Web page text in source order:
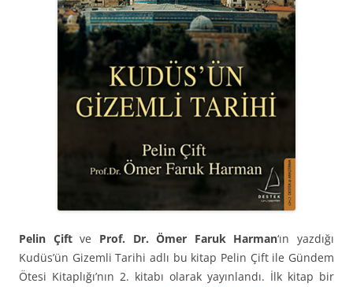
Pelin Çiftve Prof. Dr. Ömer Faruk Harman‘ın yazdığı
Kudüs’ün Gizemli Tarihi adlı bu kitap Pelin Çift ile Gündem
Ötesi Kitaplığı’nın 2. kitabı olarak yayınlandı. İlk kitap bir